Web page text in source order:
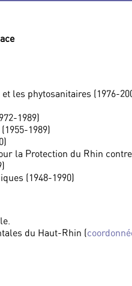
les phytosanitaires (1976-
1989)
1989)
la Protection du Rhin
(1948-1990)
du Haut-Rhin (